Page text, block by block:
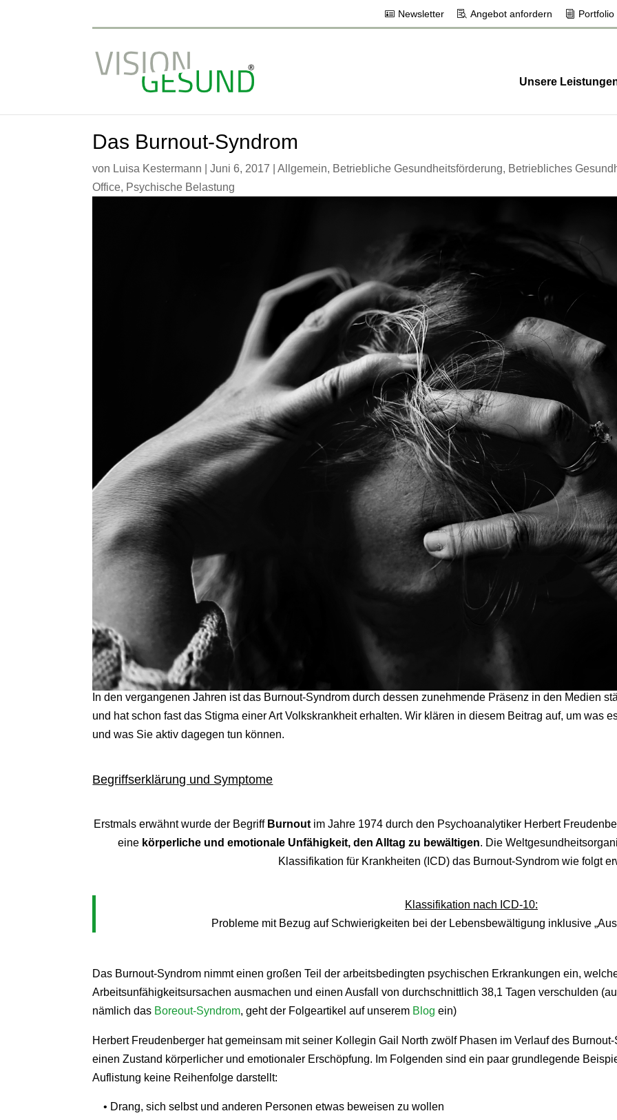
Newsletter Angebot anfordern
Unsere
Das Burnout-Syndrom
von Luisa Kestermann |Juni 6, 2017 |Allgemein, Betriebliche Gesundheitsförderung, Betriebliches
Office, Psychische Belastung
In den vergangenen Jahren ist das Burnout-Syndrom durch dessen zunehmende Präsenz in den Medien
und hat schon fast das Stigma einer Art Volkskrankheit erhalten. Wir klären in diesem Beitrag auf, um was
und was Sie aktiv dagegen tun können.
Begriffserklärung und Symptome
Erstmals erwähnt wurde der Begriff Burnout im Jahre 1974 durch den Psychoanalytiker Herbert
eine körperliche und emotionale Unfähigkeit, den Alltag zu bewältigen. Die
Klassifikation für Krankheiten (ICD) das Burnout-Syndrom wie folgt
Klassifikation nach ICD-10:
Probleme mit Bezug auf Schwierigkeiten bei der Lebensbewältigung inklusive
Das Burnout-Syndrom nimmt einen großen Teil der arbeitsbedingten psychischen Erkrankungen ein,
Arbeitsunfähigkeitsursachen ausmachen und einen Ausfall von durchschnittlich 38,1 Tagen verschulden
nämlich das Boreout-Syndrom, geht der Folgeartikel auf unserem Blogein)
Herbert Freudenberger hat gemeinsam mit seiner Kollegin Gail North zwölf Phasen im Verlauf des
einen Zustand körperlicher und emotionaler Erschöpfung. Im Folgenden sind ein paar grundlegende
Auflistung keine Reihenfolge darstellt:
• Drang, sich selbst und anderen Personen etwas beweisen zu wollen